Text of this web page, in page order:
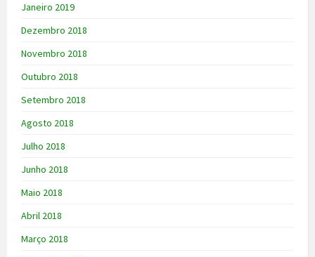
Janeiro 2019
Dezembro 2018
Novembro 2018
Outubro 2018
Setembro 2018
Agosto 2018
Julho 2018
Junho 2018
Maio 2018
Abril 2018
Março 2018